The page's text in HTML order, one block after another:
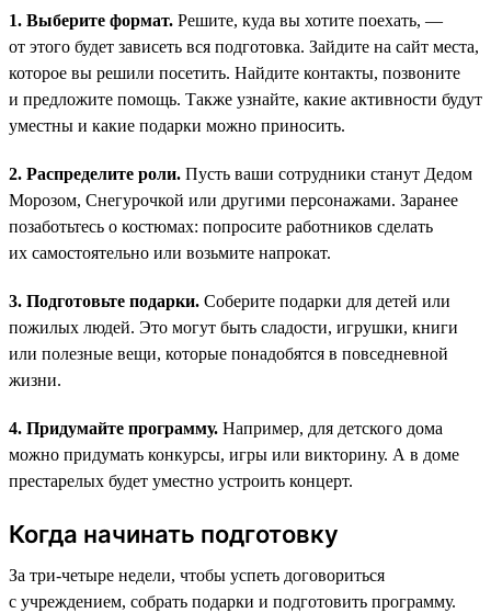
1. Выберите формат. Решите, куда вы хотите поехать, —
от этого будет зависеть вся подготовка. Зайдите на сайт места,
которое вы решили посетить. Найдите контакты, позвоните
и предложите помощь. Также узнайте, какие активности будут
уместны и какие подарки можно приносить.
2. Распределите роли. Пусть ваши сотрудники станут Дедом
Морозом, Снегурочкой или другими персонажами. Заранее
позаботьтесь о костюмах: попросите работников сделать
их самостоятельно или возьмите напрокат.
3. Подготовьте подарки. Соберите подарки для детей или
пожилых людей. Это могут быть сладости, игрушки, книги
или полезные вещи, которые понадобятся в повседневной
жизни.
4. Придумайте программу. Например, для детского дома
можно придумать конкурсы, игры или викторину. А в доме
престарелых будет уместно устроить концерт.
Когда начинать подготовку
За три-четыре недели, чтобы успеть договориться
с учреждением, собрать подарки и подготовить программу.